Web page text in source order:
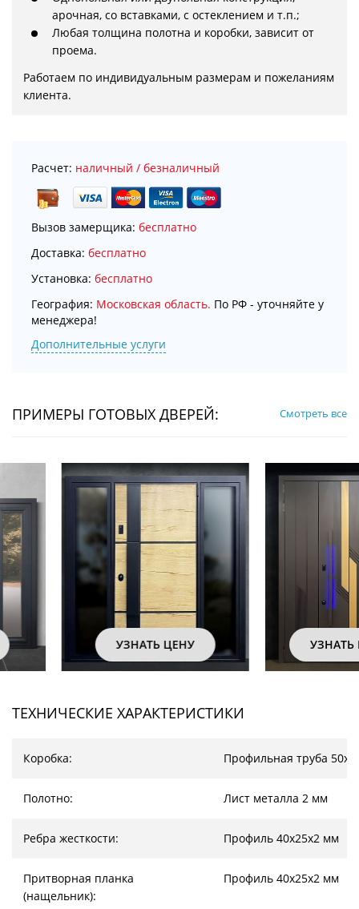
арочная, со вставками, с остеклением и т.п.;
Любая толщина полотна и коробки, зависит от
проема.
Работаем по индивидуальным размерам и пожеланиям
клиента.
Расчет: наличный / безналичный
Вызов замерщика: бесплатно
Доставка: бесплатно
Установка: бесплатно
География: Московская область. По РФ - уточняйте у
менеджера!
Дополнительные услуги
ПРИМЕРЫ ГОТОВЫХ ДВЕРЕЙ: Смотреть все
УЗНАТЬ ЦЕНУ УЗНАТЬ ЦЕНУ
ТЕХНИЧЕСКИЕ ХАРАКТЕРИСТИКИ
Коробка: Профильная труба
Полотно: Лист металла 2 мм
Ребра жесткости: Профиль 40х25х2 мм
Притворная планка
(нащельник):
Профиль 40х25х2 мм